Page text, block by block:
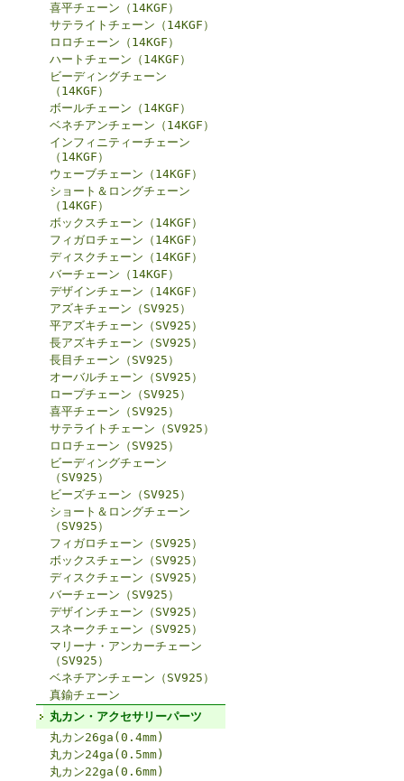
喜平チェーン（14KGF）
サテライトチェーン（14KGF）
ロロチェーン（14KGF）
ハートチェーン（14KGF）
ビーディングチェーン
（14KGF）
ボールチェーン（14KGF）
ベネチアンチェーン（14KGF）
インフィニティーチェーン
（14KGF）
ウェーブチェーン（14KGF）
ショート＆ロングチェーン
（14KGF）
ボックスチェーン（14KGF）
フィガロチェーン（14KGF）
ディスクチェーン（14KGF）
バーチェーン（14KGF）
デザインチェーン（14KGF）
アズキチェーン（SV925）
平アズキチェーン（SV925）
長アズキチェーン（SV925）
長目チェーン（SV925）
オーバルチェーン（SV925）
ロープチェーン（SV925）
喜平チェーン（SV925）
サテライトチェーン（SV925）
ロロチェーン（SV925）
ビーディングチェーン
（SV925）
ビーズチェーン（SV925）
ショート＆ロングチェーン
（SV925）
フィガロチェーン（SV925）
ボックスチェーン（SV925）
ディスクチェーン（SV925）
バーチェーン（SV925）
デザインチェーン（SV925）
スネークチェーン（SV925）
マリーナ・アンカーチェーン
（SV925）
ベネチアンチェーン（SV925）
真鍮チェーン
丸カン・アクセサリーパーツ
丸カン26ga(0.4mm)
丸カン24ga(0.5mm)
丸カン22ga(0.6mm)